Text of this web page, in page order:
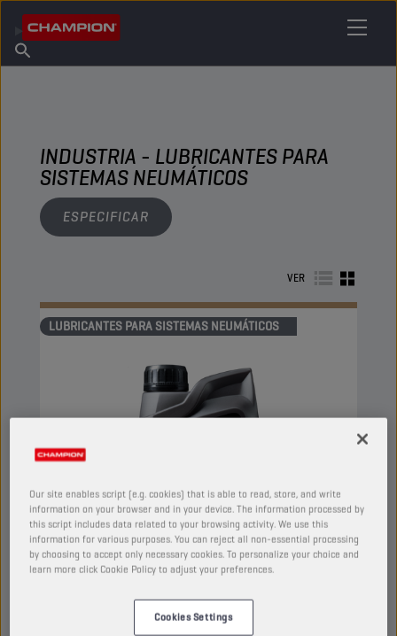
Acerca de champion
Encuentra un punto de venta
INDUSTRIA - LUBRICANTES PARA
SISTEMAS NEUMÁTICOS
ESPECIFICAR
VER
LUBRICANTES PARA SISTEMAS NEUMÁTICOS
Our site enables script (e.g. cookies) that is able to read, store, and write
information on your browser and in your device. The information processed by
this script includes data related to your browsing activity. We use this
information for various purposes. You can reject all non-essential processing
by choosing to accept only necessary cookies. To personalize your choice and
learn more click Cookie Policy to adjust your preferences.
Cookies Settings